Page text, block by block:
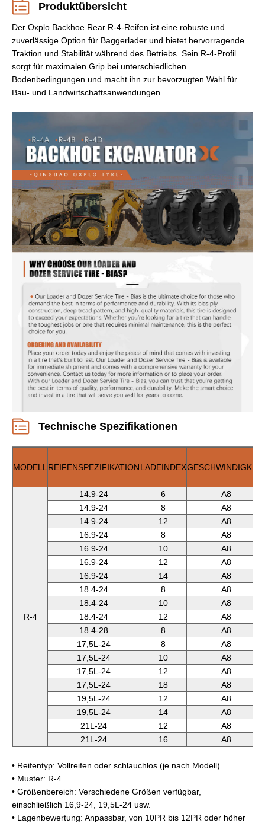
Produktübersicht
Der Oxplo Backhoe Rear R-4-Reifen ist eine robuste und
zuverlässige Option für Baggerlader und bietet hervorragende
Traktion und Stabilität während des Betriebs. Sein R-4-Profil
sorgt für maximalen Grip bei unterschiedlichen
Bodenbedingungen und macht ihn zur bevorzugten Wahl für
Bau- und Landwirtschaftsanwendungen.
Technische Spezifikationen
MODELLREIFENSPEZIFIKATIONLADEINDEXGESCHWINDIGKEIT
R-4
14.9-24 6
A8
14.9-24
8
A8
14.9-24
12
A8
16.9-24
8
A8
16.9-24
10
A8
16.9-24
12
A8
16.9-24
14
A8
18.4-24
8
A8
18.4-24
10
A8
18.4-24
12
A8
18.4-28
8
A8
17,5L-24
8
A8
17,5L-24
10
A8
17,5L-24
12
A8
17,5L-24
18
A8
19,5L-24
12
A8
19,5L-24
14
A8
21L-24
12
A8
21L-24
16 A8
• Reifentyp: Vollreifen oder schlauchlos (je nach Modell)
• Muster: R-4
• Größenbereich: Verschiedene Größen verfügbar,
einschließlich 16,9-24, 19,5L-24 usw.
• Lagenbewertung: Anpassbar, von 10PR bis 12PR oder höher